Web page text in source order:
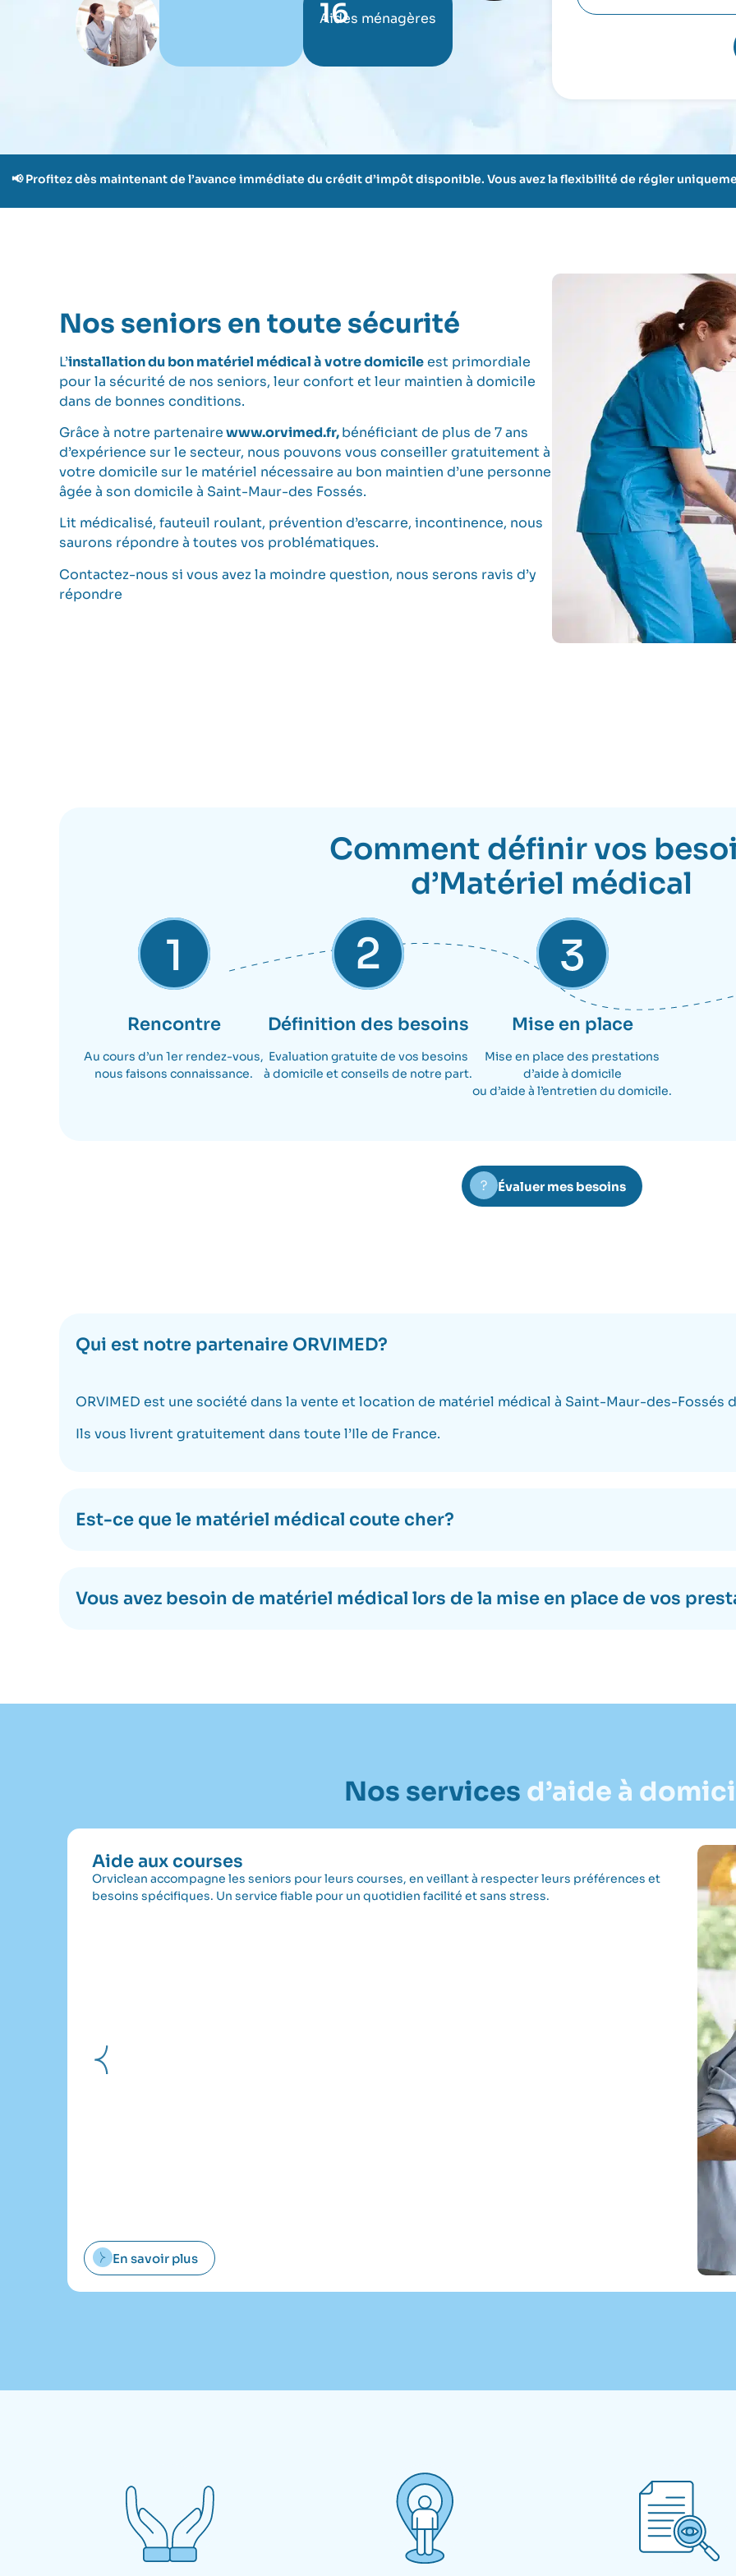
16
Aides ménagères
P
hs
📢 Profitez dès maintenant de l’avance immédiate du crédit d’impôt disponible. Vous avez la flexibilité de régler
Nos seniors en toute sécurité
L’installation du bon matériel médical à votre domicileest primordiale
pour la sécurité de nos seniors, leur confort et leur maintien à domicile
dans de bonnes conditions.
Grâce à notre partenairewww.orvimed.fr,bénéficiant de plus de 7 ans
d’expérience sur le secteur, nous pouvons vous conseiller gratuitement à
votre domicile sur le matériel nécessaire au bon maintien d’une personne
âgée à son domicile à Saint-Maur-des Fossés.
Lit médicalisé, fauteuil roulant, prévention d’escarre, incontinence, nous
saurons répondre à toutes vos problématiques.
Contactez-nous si vous avez la moindre question, nous serons ravis d’y
répondre
Comment définir vos
d’Matériel médical
Rencontre
Au cours d’un 1er rendez-vous,
nous faisons connaissance.
Définition des besoins
Evaluation gratuite de vos besoins
à domicile et conseils de notre part.
Mise en place
Mise en place des prestations
d’aide à domicile
ou d’aide à l’entretien du domicile.
Évaluer mes besoins
Qui est notre partenaire ORVIMED?
ORVIMED est une société dans la vente et location de matériel médical à Saint-Maur-des-Fossés
Ils vous livrent gratuitement dans toute l’Ile de France.
Est-ce que le matériel médical coute cher?
Vous avez besoin de matériel médical lors de la mise en place de vos
Nos services d’aide à
Aide aux courses
Orviclean accompagne les seniors pour leurs courses, en veillant à respecter leurs préférences et
besoins spécifiques. Un service fiable pour un quotidien facilité et sans stress.
En savoir plus